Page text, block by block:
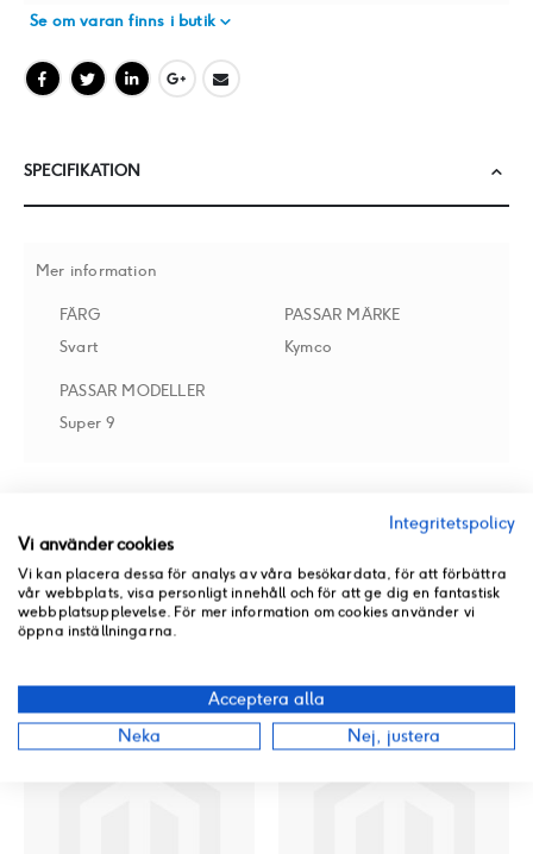
Se om varan finns i butik
SPECIFIKATION
Mer information
FÄRG
Svart
PASSAR MÄRKE
Kymco
PASSAR MODELLER
Super 9
BUTIKSLAGER
PRODUKT PDF
ANDRA PRODUKTER FRÅN SAMMA KATEGORI
Integritetspolicy
Vi använder cookies
Vi kan placera dessa för analys av våra besökardata, för att förbättra
vår webbplats, visa personligt innehåll och för att ge dig en fantastisk
webbplatsupplevelse. För mer information om cookies använder vi
öppna inställningarna.
Acceptera alla
Neka
Nej, justera